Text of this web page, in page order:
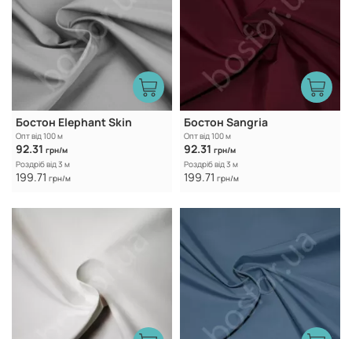
Бостон Elephant Skin
Опт від 100 м
92.31 грн/м
Роздріб від 3 м
199.71 грн/м
Бостон Sangria
Опт від 100 м
92.31 грн/м
Роздріб від 3 м
199.71 грн/м